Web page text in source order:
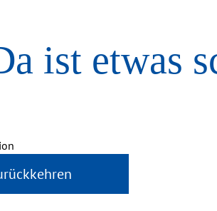
ist etwas